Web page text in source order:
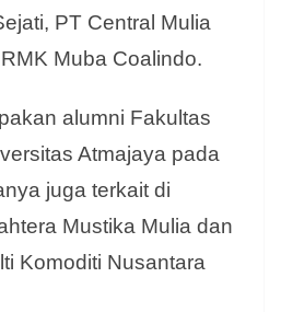
PT Central Mulia
Muba Coalindo.
alumni Fakultas
Atmajaya pada
juga terkait di
Mustika Mulia dan
Komoditi Nusantara